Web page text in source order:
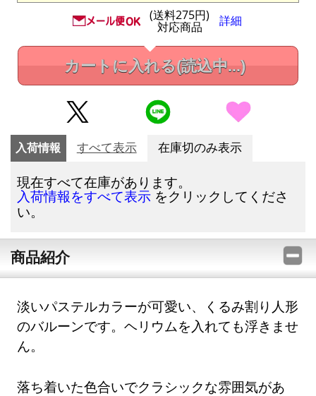
(送料275円)
対応商品 詳細
カートに入れる(読込中...)
入荷情報 すべて表示 在庫切のみ表示
現在すべて在庫があります。
入荷情報をすべて表示 をクリックしてくださ
い。
商品紹介
淡いパステルカラーが可愛い、くるみ割り人形
のバルーンです。ヘリウムを入れても浮きませ
ん。
落ち着いた色合いでクラシックな雰囲気があ